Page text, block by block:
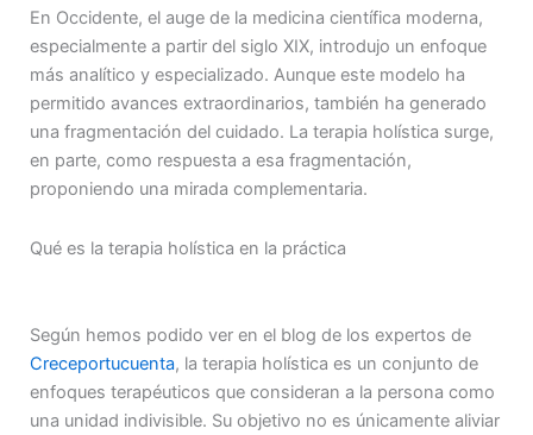
En Occidente, el auge de la medicina científica moderna,
especialmente a partir del siglo XIX, introdujo un enfoque
más analítico y especializado. Aunque este modelo ha
permitido avances extraordinarios, también ha generado
una fragmentación del cuidado. La terapia holística surge,
en parte, como respuesta a esa fragmentación,
proponiendo una mirada complementaria.
Qué es la terapia holística en la práctica
Según hemos podido ver en el blog de los expertos de
Creceportucuenta, la terapia holística es un conjunto de
enfoques terapéuticos que consideran a la persona como
una unidad indivisible. Su objetivo no es únicamente aliviar